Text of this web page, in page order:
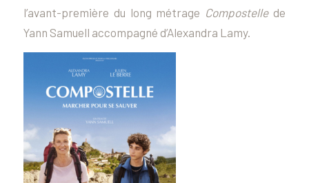
l’avant-première du long métrage Compostellede
Yann Samuell accompagné d’Alexandra Lamy.